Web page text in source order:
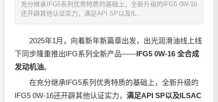
充分继承IFG5系列优秀特质的基础上，全新升级的IFG5 0W-16
还开辟其他认证实力，满足API SP以及IL...
2025年1月，向着新年新篇章出发，出光润滑油线上线
下同步隆重推出IFG系列全新产品——IFG5 0W-16 全合成
发动机油。
在充分继承IFG5系列优秀特质的基础上，全新升级的
IFG5 0W-16还开辟其他认证实力， 满足API SP以及ILSAC